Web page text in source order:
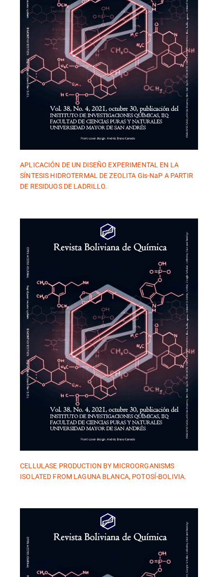
APLICACIÓN DE UN DISEÑO EXPERIMENTAL EN LA
SÍNTESIS HIDROTERMAL DE ZEOLITA Gis-NaP A PARTIR
DE RESIDUOS DE LADRILLO.
CELLULASE PRODUCTION BY MICROORGANISMS
ISOLATED FROM LAGUNA BLANCA, POTOSÍ-BOLIVIA.